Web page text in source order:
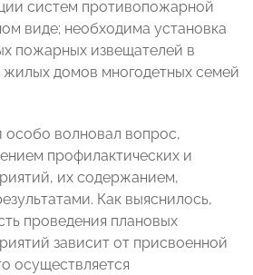
систем противопожарной
виде; необходима установка
пожарных извещателей в
жилых домов многодетных семей
особо волновал вопрос,
профилактических и
их содержанием,
Как выяснилось,
проведения плановых
зависит от присвоенной
осуществляется